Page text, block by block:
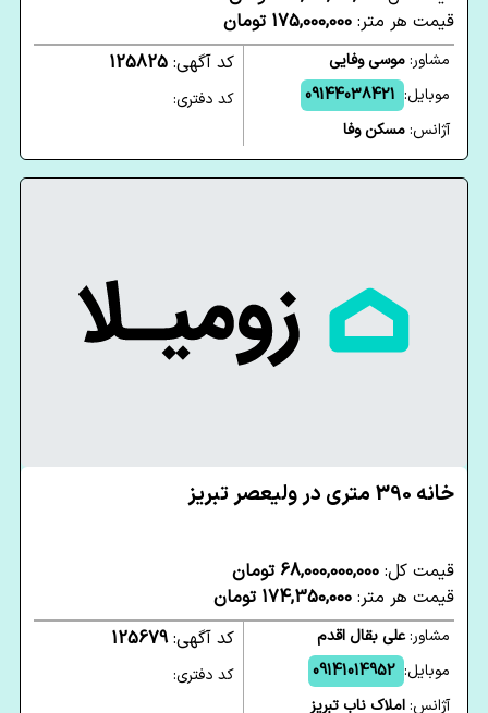
قیمت هر متر: 175,000,000 تومان
مشاور:موسی وفایی
موبایل: 09144038421
آژانس:مسکن وفا
کد آگهی: 125825
کد دفتری:
خانه 390 متری در ولیعصر تبریز
قیمت کل: 68,000,000,000 تومان
قیمت هر متر: 174,350,000 تومان
مشاور:علی بقال اقدم
موبایل: 09141014952
آژانس:املاک ناب تبریز
کد آگهی:125679
کد دفتری: